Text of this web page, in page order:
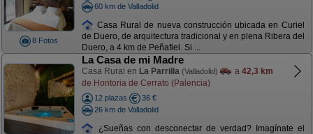
8 Fotos
60 km de Valladolid
Casa Rural de nueva construcción ubicada en Curiel
de Duero, de arquitectura tradicional y en plena Ribera del
Duero, a 4 km de Peñafiel. Si ...
La Casa de mi Madre
Casa Rural en La Parrilla (Valladolid) a 42,3 km
de Hontoria de Cerrato (Palencia)
12 plazas
36 €
26 km de Valladolid
¿Sueñas con desconectar de verdad? Imagínate el